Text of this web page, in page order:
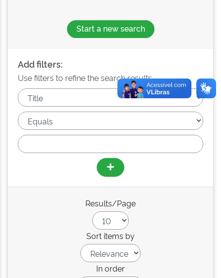
Start a new search
Add filters:
Use filters to refine the search results.
Results/Page
Sort items by
In order